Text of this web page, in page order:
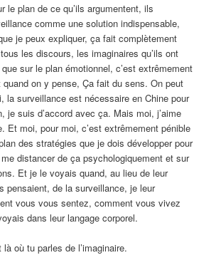
le plan de ce qu’ils argumentent, ils
comme une solution indispensable,
je peux expliquer, ça fait complètement
les discours, les imaginaires qu’ils ont
sur le plan émotionnel, c’est extrêmement
on y pense, Ça fait du sens. On peut
la surveillance est nécessaire en Chine pour
je suis d’accord avec ça. Mais moi, j’aime
Et moi, pour moi, c’est extrêmement pénible
des stratégies que je dois développer pour
distancer de ça psychologiquement et sur
Et je le voyais quand, au lieu de leur
pensaient, de la surveillance, je leur
vous vous sentez, comment vous vivez
dans leur langage corporel.
là où tu parles de l’imaginaire.